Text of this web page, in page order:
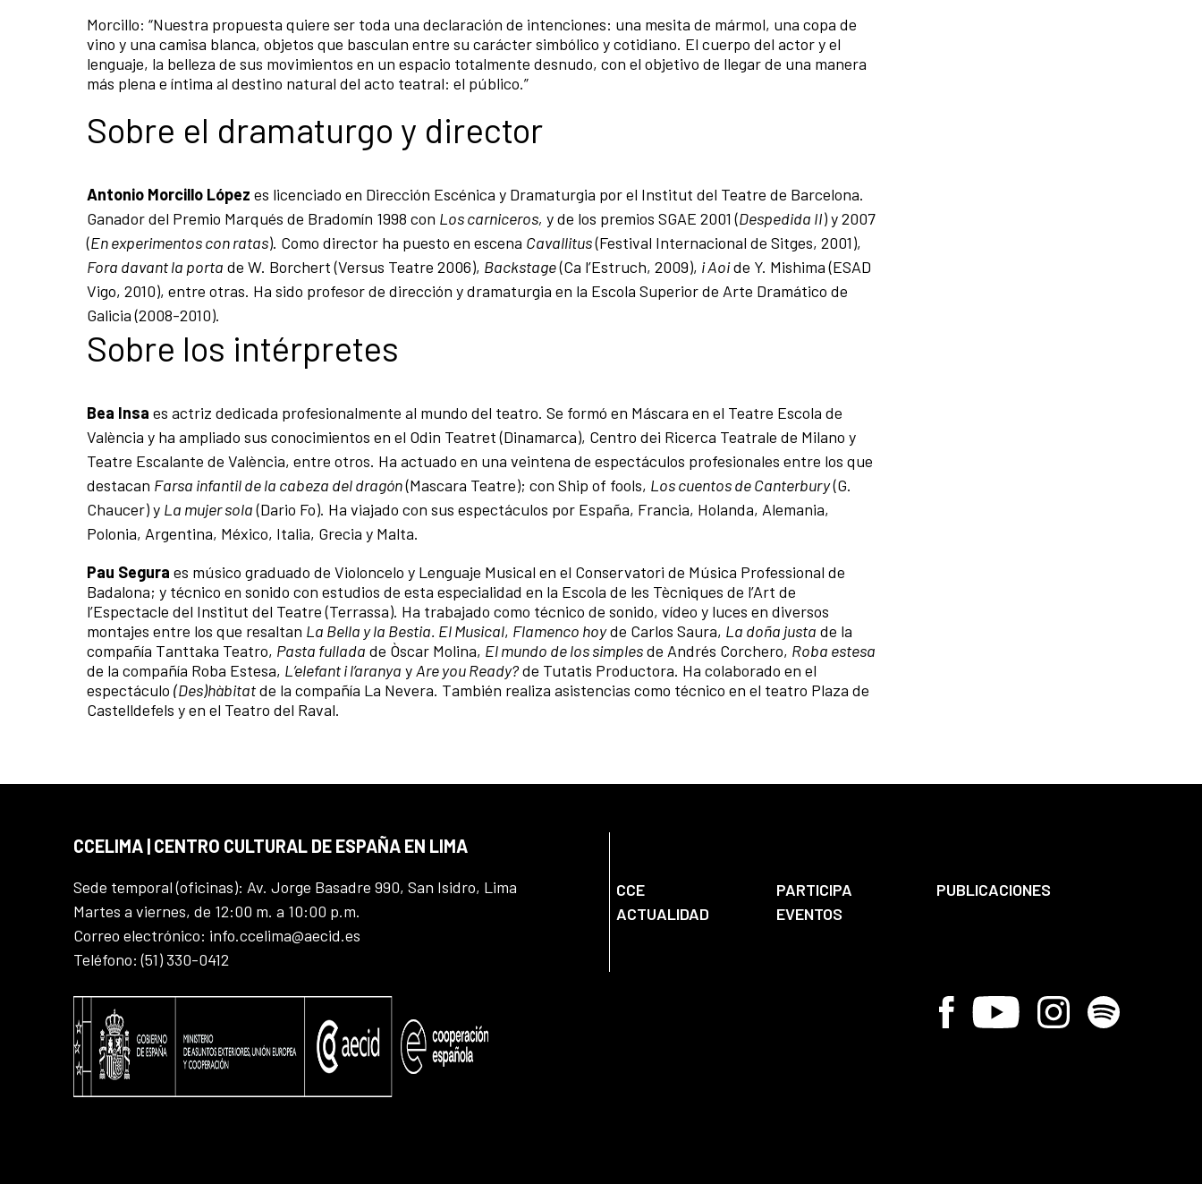
Morcillo: “Nuestra propuesta quiere ser toda una declaración de intenciones: una mesita de mármol, una copa de
vino y una camisa blanca, objetos que basculan entre su carácter simbólico y cotidiano. El cuerpo del actor y el
lenguaje, la belleza de sus movimientos en un espacio totalmente desnudo, con el objetivo de llegar de una manera
más plena e íntima al destino natural del acto teatral: el público.”
Sobre el dramaturgo y director
Antonio Morcillo López es licenciado en Dirección Escénica y Dramaturgia por el Institut del Teatre de Barcelona.
Ganador del Premio Marqués de Bradomín 1998 con Los carniceros, y de los premios SGAE 2001 (Despedida II) y 2007
(En experimentos con ratas). Como director ha puesto en escena Cavallitus(Festival Internacional de Sitges, 2001),
Fora davant la porta de W. Borchert (Versus Teatre 2006), Backstage(Ca l’Estruch, 2009), i Aoide Y. Mishima (ESAD
Vigo, 2010), entre otras. Ha sido profesor de dirección y dramaturgia en la Escola Superior de Arte Dramático de
Galicia (2008-2010).
Sobre los intérpretes
Bea Insa es actriz dedicada profesionalmente al mundo del teatro. Se formó en Máscara en el Teatre Escola de
València y ha ampliado sus conocimientos en el Odin Teatret (Dinamarca), Centro dei Ricerca Teatrale de Milano y
Teatre Escalante de València, entre otros. Ha actuado en una veintena de espectáculos profesionales entre los que
destacan Farsa infantil de la cabeza del dragón(Mascara Teatre); con Ship of fools, Los cuentos de Canterbury(G.
Chaucer) y La mujer sola(Dario Fo). Ha viajado con sus espectáculos por España, Francia, Holanda, Alemania,
Polonia, Argentina, México, Italia, Grecia y Malta.
Pau Segura es músico graduado de Violoncelo y Lenguaje Musical en el Conservatori de Música Professional de
Badalona; y técnico en sonido con estudios de esta especialidad en la Escola de les Tècniques de l’Art de
l’Espectacle del Institut del Teatre (Terrassa). Ha trabajado como técnico de sonido, vídeo y luces en diversos
montajes entre los que resaltan La Bella y la Bestia. El Musical, Flamenco hoyde Carlos Saura, La doña justa de la
compañía Tanttaka Teatro, Pasta fullada de Òscar Molina, El mundo de los simplesde Andrés Corchero, Roba estesa
de la compañía Roba Estesa, L’elefant i l’aranya yAre you Ready?de Tutatis Productora. Ha colaborado en el
espectáculo (Des)hàbitatde la compañía La Nevera. También realiza asistencias como técnico en el teatro Plaza de
Castelldefels y en el Teatro del Raval.
CCELIMA | CENTRO CULTURAL DE ESPAÑA EN LIMA
Sede temporal (oficinas): Av. Jorge Basadre 990, San Isidro, Lima
Martes a viernes, de 12:00 m. a 10:00 p.m.
Correo electrónico: info.ccelima@aecid.es
Teléfono: (51) 330-0412
CCE PARTICIPA
PUBLICACIONES
ACTUALIDAD
EVENTOS
Facebook
Youtube InstagramSpotify